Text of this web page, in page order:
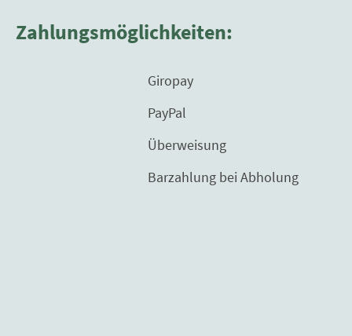
Zahlungsmöglichkeiten:
Giropay
PayPal
Überweisung
Barzahlung bei Abholung